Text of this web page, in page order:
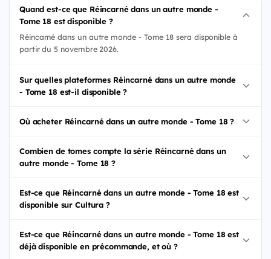
Quand est-ce que Réincarné dans un autre monde -
Tome 18 est disponible ?
Réincarné dans un autre monde - Tome 18 sera disponible à
partir du 5 novembre 2026.
Sur quelles plateformes Réincarné dans un autre monde
- Tome 18 est-il disponible ?
Où acheter Réincarné dans un autre monde - Tome 18 ?
Combien de tomes compte la série Réincarné dans un
autre monde - Tome 18 ?
Est-ce que Réincarné dans un autre monde - Tome 18 est
disponible sur Cultura ?
Est-ce que Réincarné dans un autre monde - Tome 18 est
déjà disponible en précommande, et où ?